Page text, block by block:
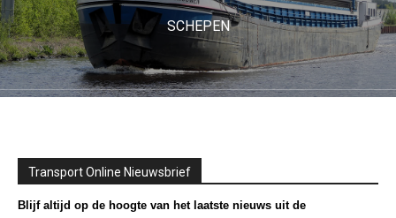
SCHEPEN
Transport Online Nieuwsbrief
Blijf altijd op de hoogte van het laatste nieuws uit de